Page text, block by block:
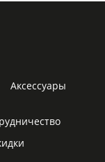
Аксессуары